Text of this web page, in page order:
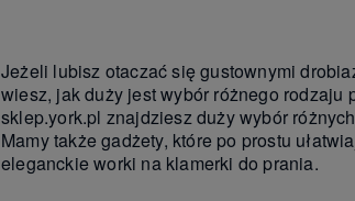
Jeżeli lubisz otaczać się gustownymi
wiesz, jak duży jest wybór różnego rodzaju
sklep.york.pl znajdziesz duży wybór
Mamy także gadżety, które po prostu
eleganckie worki na klamerki do prania.